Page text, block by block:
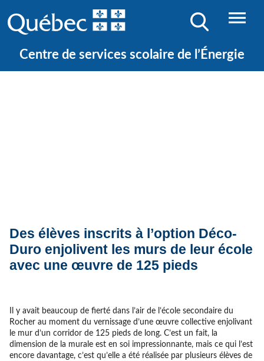
Centre de services scolaire de l’Énergie
Des élèves inscrits à l’option Déco-
Duro enjolivent les murs de leur école
avec une œuvre de 125 pieds
Il y avait beaucoup de fierté dans l’air de l’école secondaire du
Rocher au moment du vernissage d’une œuvre collective enjolivant
le mur d’un corridor de 125 pieds de long. C’est un fait, la
dimension de la murale est en soi impressionnante, mais ce qui l’est
encore davantage, c’est qu’elle a été réalisée par plusieurs élèves de